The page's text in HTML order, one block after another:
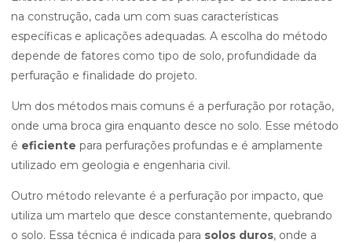
na construção, cada um com suas características
específicas e aplicações adequadas. A escolha do método
depende de fatores como tipo de solo, profundidade da
perfuração e finalidade do projeto.
Um dos métodos mais comuns é a perfuração por rotação,
onde uma broca gira enquanto desce no solo. Esse método
é eficiente para perfurações profundas e é amplamente
utilizado em geologia e engenharia civil.
Outro método relevante é a perfuração por impacto, que
utiliza um martelo que desce constantemente, quebrando
o solo. Essa técnica é indicada para solos duros, onde a